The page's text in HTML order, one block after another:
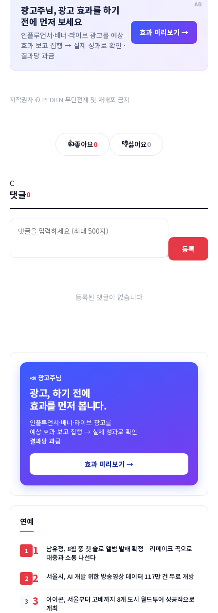
AD
광고주님, 광고 효과를 하기
전에 먼저 보세요
인플루언서·배너·라이브 광고를 예상
효과 보고 집행 → 실제 성과로 확인 ·
결과당 과금
효과 미리보기 →
저작권자 © PEDIEN 무단전재 및 재배포 금지
👍좋아요0 👎싫어요0
C
댓글0
등록
등록된 댓글이 없습니다
📣 광고주님
광고, 하기 전에
효과를 먼저 봅니다.
인플루언서·배너·라이브 광고를
예상 효과 보고 집행 → 실제 성과로 확인
결과당 과금
효과 미리보기 →
연예
1
남유정, 8월 중 첫 솔로 앨범 발매 확정…리메이크 곡으로
대중과 소통 나선다
2 서울시, AI 개발 위한 방송영상 데이터 117만 건 무료 개방
3
아이콘, 서울부터 고베까지 8개 도시 월드투어 성공적으로
개최